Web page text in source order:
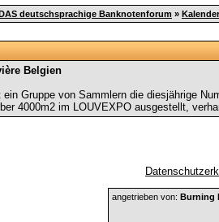
deutschsprachige Banknotenforum » Kalender
Belgien
Gruppe von Sammlern die diesjährige
4000m2 im LOUVEXPO ausgestellt,
angetrieben von: Burning